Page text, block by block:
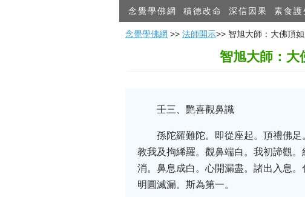
念覺學佛網 積德改命 深信因果 素食護
念覺學佛網 >> 法師開示>> 智旭大師：大佛頂
智旭大師：大
壬三、艷喜觀鼻識
孫陀羅難陀。即從座起。頂禮佛
教我及拘絺羅。觀鼻端白。我初諦觀
消。鼻息成白。心開漏盡。諸出入息
明圓滅漏。斯為第一。